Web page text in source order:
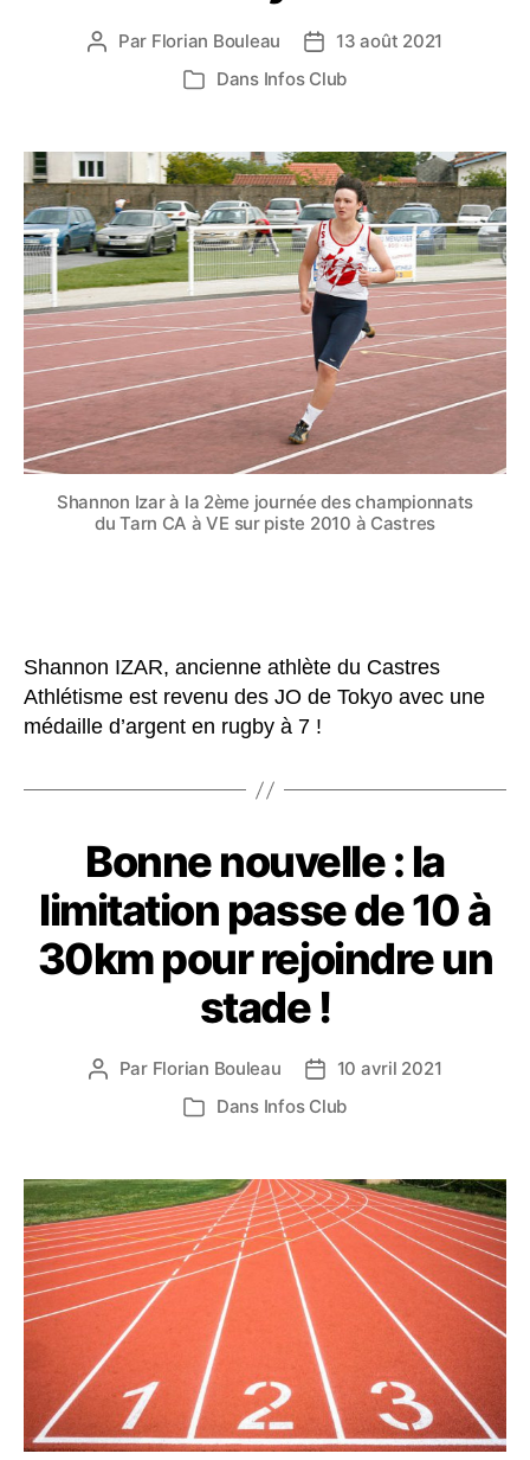
Auteur
Par Florian Bouleau
Date
de
13 août 2021
Catégories
Dans Infos Club
Shannon Izar à la 2ème journée des championnats
du Tarn CA à VE sur piste 2010 à Castres
Shannon IZAR, ancienne athlète du Castres
Athlétisme est revenu des JO de Tokyo avec une
médaille d’argent en rugby à 7 !
Bonne nouvelle : la
limitation passe de 10 à
30km pour rejoindre un
stade !
Auteur
Par Florian Bouleau
Date
de
10 avril 2021
Catégories
Dans Infos Club